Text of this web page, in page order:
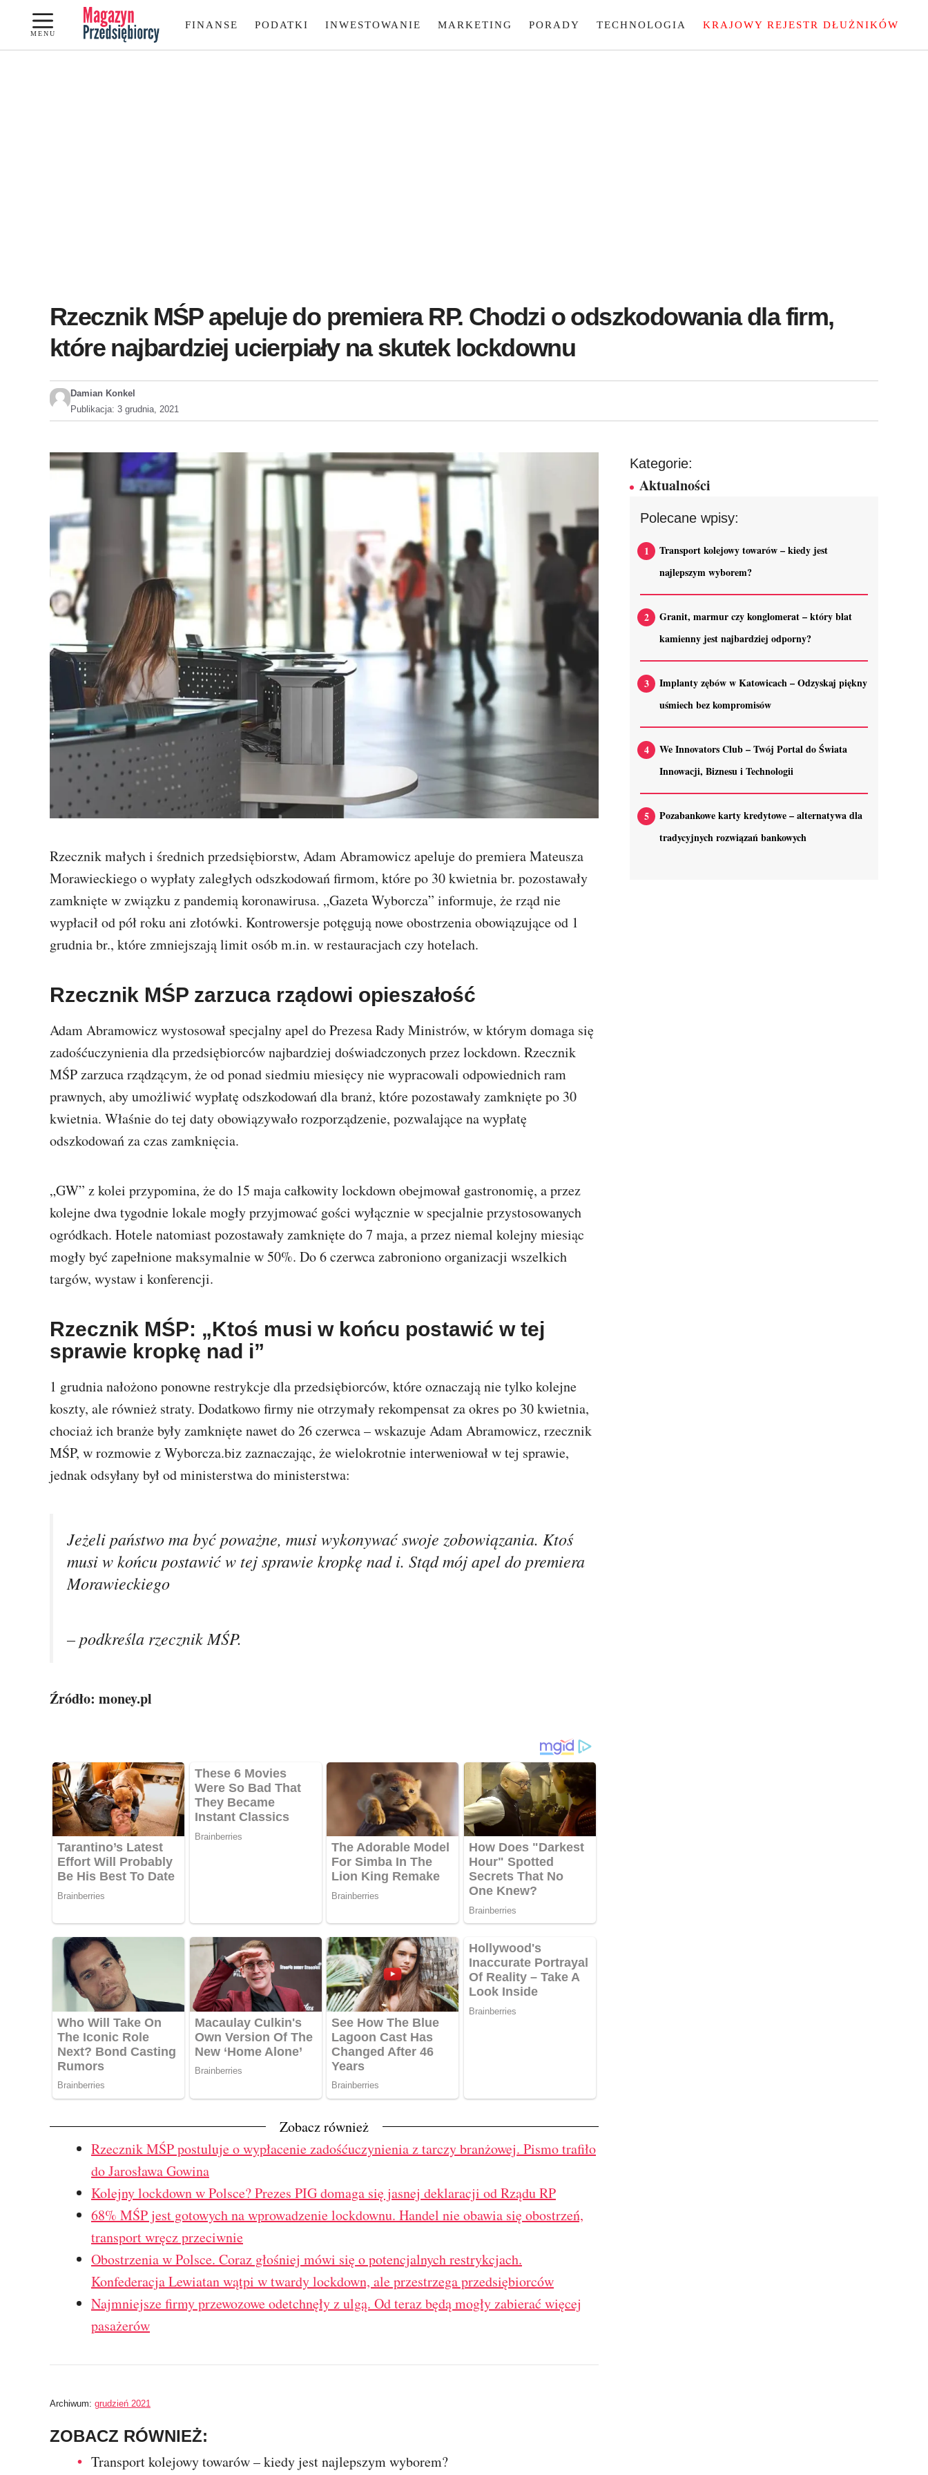
Przejdź
treści
MENU
FINANSE PODATKI INWESTOWANIE MARKETING PORADY TECHNOLOGIA KRAJOWY REJESTR DŁUŻNIKÓW
Rzecznik MŚP apeluje do premiera RP. Chodzi o odszkodowania dla firm,
które najbardziej ucierpiały na skutek lockdownu
Damian Konkel
Publikacja: 3 grudnia, 2021
Rzecznik małych i średnich przedsiębiorstw, Adam Abramowicz apeluje do premiera Mateusza
Morawieckiego o wypłaty zaległych odszkodowań firmom, które po 30 kwietnia br. pozostawały
zamknięte w związku z pandemią koronawirusa. „Gazeta Wyborcza” informuje, że rząd nie
wypłacił od pół roku ani złotówki. Kontrowersje potęgują nowe obostrzenia obowiązujące od 1
grudnia br., które zmniejszają limit osób m.in. w restauracjach czy hotelach.
Rzecznik MŚP zarzuca rządowi opieszałość
Adam Abramowicz wystosował specjalny apel do Prezesa Rady Ministrów, w którym domaga się
zadośćuczynienia dla przedsiębiorców najbardziej doświadczonych przez lockdown. Rzecznik
MŚP zarzuca rządzącym, że od ponad siedmiu miesięcy nie wypracowali odpowiednich ram
prawnych, aby umożliwić wypłatę odszkodowań dla branż, które pozostawały zamknięte po 30
kwietnia. Właśnie do tej daty obowiązywało rozporządzenie, pozwalające na wypłatę
odszkodowań za czas zamknięcia.
„GW” z kolei przypomina, że do 15 maja całkowity lockdown obejmował gastronomię, a przez
kolejne dwa tygodnie lokale mogły przyjmować gości wyłącznie w specjalnie przystosowanych
ogródkach. Hotele natomiast pozostawały zamknięte do 7 maja, a przez niemal kolejny miesiąc
mogły być zapełnione maksymalnie w 50%. Do 6 czerwca zabroniono organizacji wszelkich
targów, wystaw i konferencji.
Rzecznik MŚP: „Ktoś musi w końcu postawić w tej
sprawie kropkę nad i”
1 grudnia nałożono ponowne restrykcje dla przedsiębiorców, które oznaczają nie tylko kolejne
koszty, ale również straty. Dodatkowo firmy nie otrzymały rekompensat za okres po 30 kwietnia,
chociaż ich branże były zamknięte nawet do 26 czerwca – wskazuje Adam Abramowicz, rzecznik
MŚP, w rozmowie z Wyborcza.biz zaznaczając, że wielokrotnie interweniował w tej sprawie,
jednak odsyłany był od ministerstwa do ministerstwa:
Jeżeli państwo ma być poważne, musi wykonywać swoje zobowiązania. Ktoś
musi w końcu postawić w tej sprawie kropkę nad i. Stąd mój apel do premiera
Morawieckiego
– podkreśla rzecznik MŚP.
Źródło: money.pl
Zobacz również
Rzecznik MŚP postuluje o wypłacenie zadośćuczynienia z tarczy branżowej. Pismo trafiło
do Jarosława Gowina
Kolejny lockdown w Polsce? Prezes PIG domaga się jasnej deklaracji od Rządu RP
68% MŚP jest gotowych na wprowadzenie lockdownu. Handel nie obawia się obostrzeń,
transport wręcz przeciwnie
Obostrzenia w Polsce. Coraz głośniej mówi się o potencjalnych restrykcjach.
Konfederacja Lewiatan wątpi w twardy lockdown, ale przestrzega przedsiębiorców
Najmniejsze firmy przewozowe odetchnęły z ulgą. Od teraz będą mogły zabierać więcej
pasażerów
Archiwum: grudzień 2021
ZOBACZ RÓWNIEŻ:
Transport kolejowy towarów – kiedy jest najlepszym wyborem?
Kategorie:
Aktualności
Polecane wpisy:
Transport kolejowy towarów – kiedy jest
najlepszym wyborem?
Granit, marmur czy konglomerat – który blat
kamienny jest najbardziej odporny?
Implanty zębów w Katowicach – Odzyskaj piękny
uśmiech bez kompromisów
We Innovators Club – Twój Portal do Świata
Innowacji, Biznesu i Technologii
Pozabankowe karty kredytowe – alternatywa dla
tradycyjnych rozwiązań bankowych